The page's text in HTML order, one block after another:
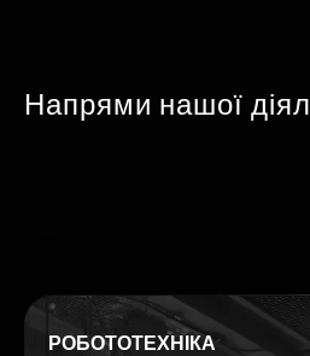
Напрями нашої
РОБОТОТЕХНІКА
CLICK HERE